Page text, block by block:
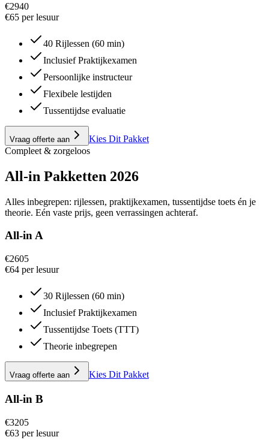
€2940
€65 per lesuur
40 Rijlessen (60 min)
Inclusief Praktijkexamen
Persoonlijke instructeur
Flexibele lestijden
Tussentijdse evaluatie
Vraag offerte aan
Kies Dit Pakket
Compleet & zorgeloos
All-in Pakketten 2026
Alles inbegrepen: rijlessen, praktijkexamen, tussentijdse toets én je
theorie. Eén vaste prijs, geen verrassingen achteraf.
All-in A
€2605
€64 per lesuur
30 Rijlessen (60 min)
Inclusief Praktijkexamen
Tussentijdse Toets (TTT)
Theorie inbegrepen
Vraag offerte aan Kies Dit Pakket
All-in B
€3205
€63 per lesuur